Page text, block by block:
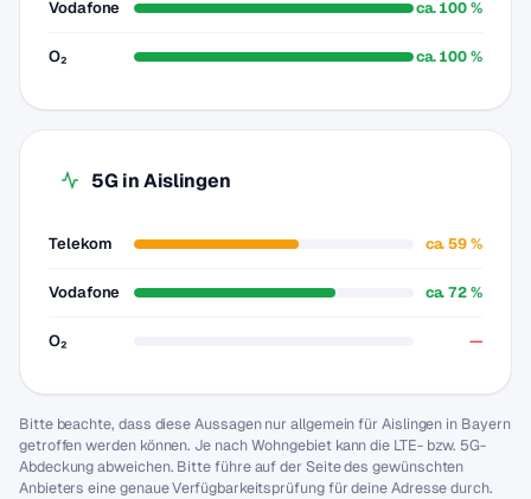
Vodafone ca. 100 %
O₂ ca. 100 %
5G in Aislingen
Telekom ca. 59 %
Vodafone ca. 72 %
O₂ —
Bitte beachte, dass diese Aussagen nur allgemein für Aislingen in Bayern
getroffen werden können. Je nach Wohngebiet kann die LTE- bzw. 5G-
Abdeckung abweichen. Bitte führe auf der Seite des gewünschten
Anbieters eine genaue Verfügbarkeitsprüfung für deine Adresse durch.